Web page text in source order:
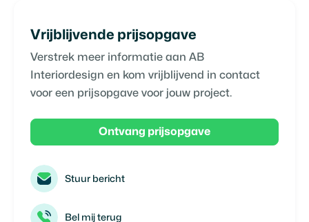
Vrijblijvende prijsopgave
Verstrek meer informatie aan AB
Interiordesign en kom vrijblijvend in contact
voor een prijsopgave voor jouw project.
Ontvang prijsopgave
Stuur bericht
Bel mij terug